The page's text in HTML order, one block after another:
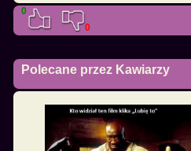
0
0
Polecane przez Kawiarzy